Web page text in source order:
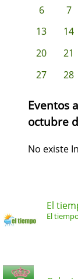
6
7
13
14
20
21
27
28
Eventos
octubre
No existe
El
El tiempo